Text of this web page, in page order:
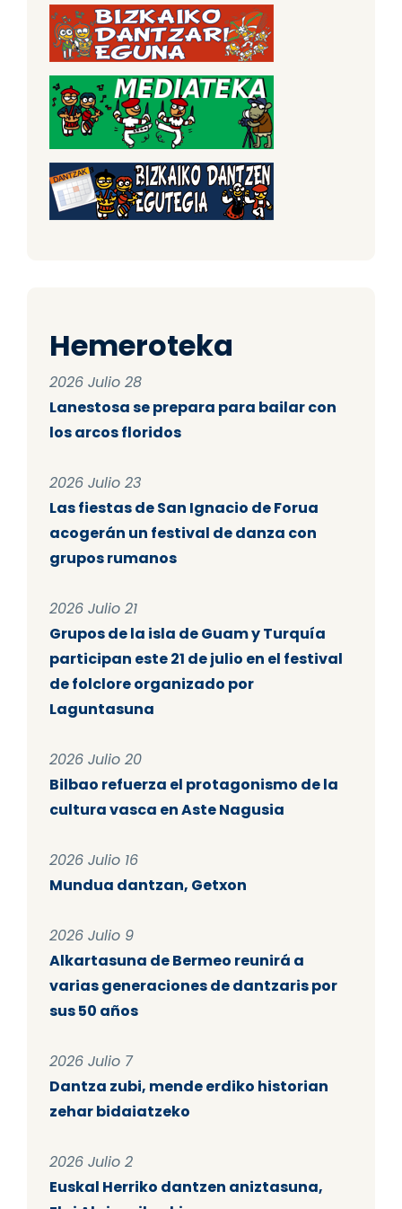
Hemeroteka
2026 Julio 28
Lanestosa se prepara para bailar con
los arcos floridos
2026 Julio 23
Las fiestas de San Ignacio de Forua
acogerán un festival de danza con
grupos rumanos
2026 Julio 21
Grupos de la isla de Guam y Turquía
participan este 21 de julio en el festival
de folclore organizado por
Laguntasuna
2026 Julio 20
Bilbao refuerza el protagonismo de la
cultura vasca en Aste Nagusia
2026 Julio 16
Mundua dantzan, Getxon
2026 Julio 9
Alkartasuna de Bermeo reunirá a
varias generaciones de dantzaris por
sus 50 años
2026 Julio 7
Dantza zubi, mende erdiko historian
zehar bidaiatzeko
2026 Julio 2
Euskal Herriko dantzen aniztasuna,